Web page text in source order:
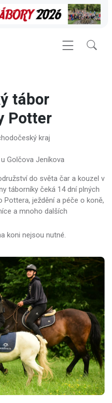
tábor
Potter
kraj
Golčova Jeníkova
do světa čar a kouzel v
táborníky čeká 14 dní plných
ježdění a péče o koně,
a mnoho dalších
koni nejsou nutné.